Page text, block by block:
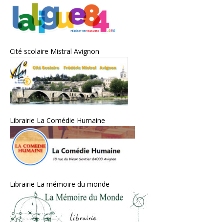
Cité scolaire Mistral Avignon
Librairie La Comédie Humaine
Librairie La mémoire du monde